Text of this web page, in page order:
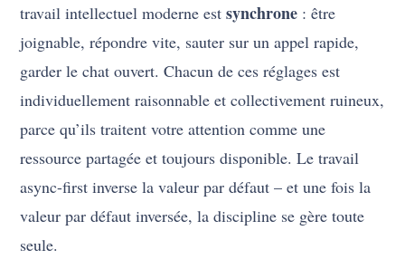
travail intellectuel moderne estsynchrone : être
joignable, répondre vite, sauter sur un appel rapide,
garder le chat ouvert. Chacun de ces réglages est
individuellement raisonnable et collectivement ruineux,
parce qu’ils traitent votre attention comme une
ressource partagée et toujours disponible. Le travail
async-first inverse la valeur par défaut – et une fois la
valeur par défaut inversée, la discipline se gère toute
seule.